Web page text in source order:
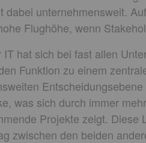
dabei unternehmensweit.
Flughöhe, wenn
IT hat sich bei fast allen
Funktion zu einem
was sich durch immer
Projekte zeigt.
zwischen den beiden